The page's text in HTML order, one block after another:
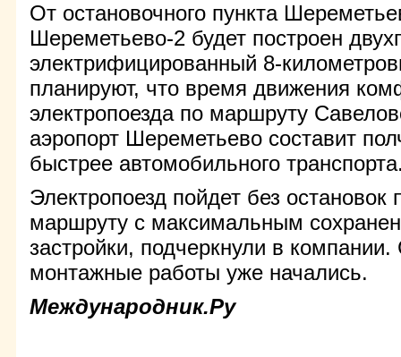
От остановочного пункта
Шереметьево-2 будет построен
электрифицированный 8-
планируют, что время движения
электропоезда по маршруту
аэропорт Шереметьево составит
быстрее автомобильного
Электропоезд пойдет без остановок
маршруту с максимальным
застройки, подчеркнули в компании.
монтажные работы уже начались.
Международник.Ру